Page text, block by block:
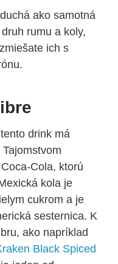
ako samotná
rumu a koly,
ich s
drink má
Cola, ktorú
kola je
cukrom a je
sesternica. K
ako napríklad
Black Spiced